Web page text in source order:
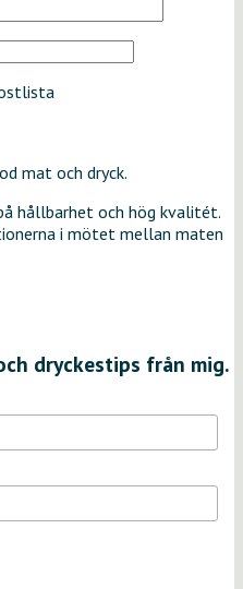
mat och dryck.
hållbarhet och hög kvalitét.
i mötet mellan maten
dryckestips från mig.